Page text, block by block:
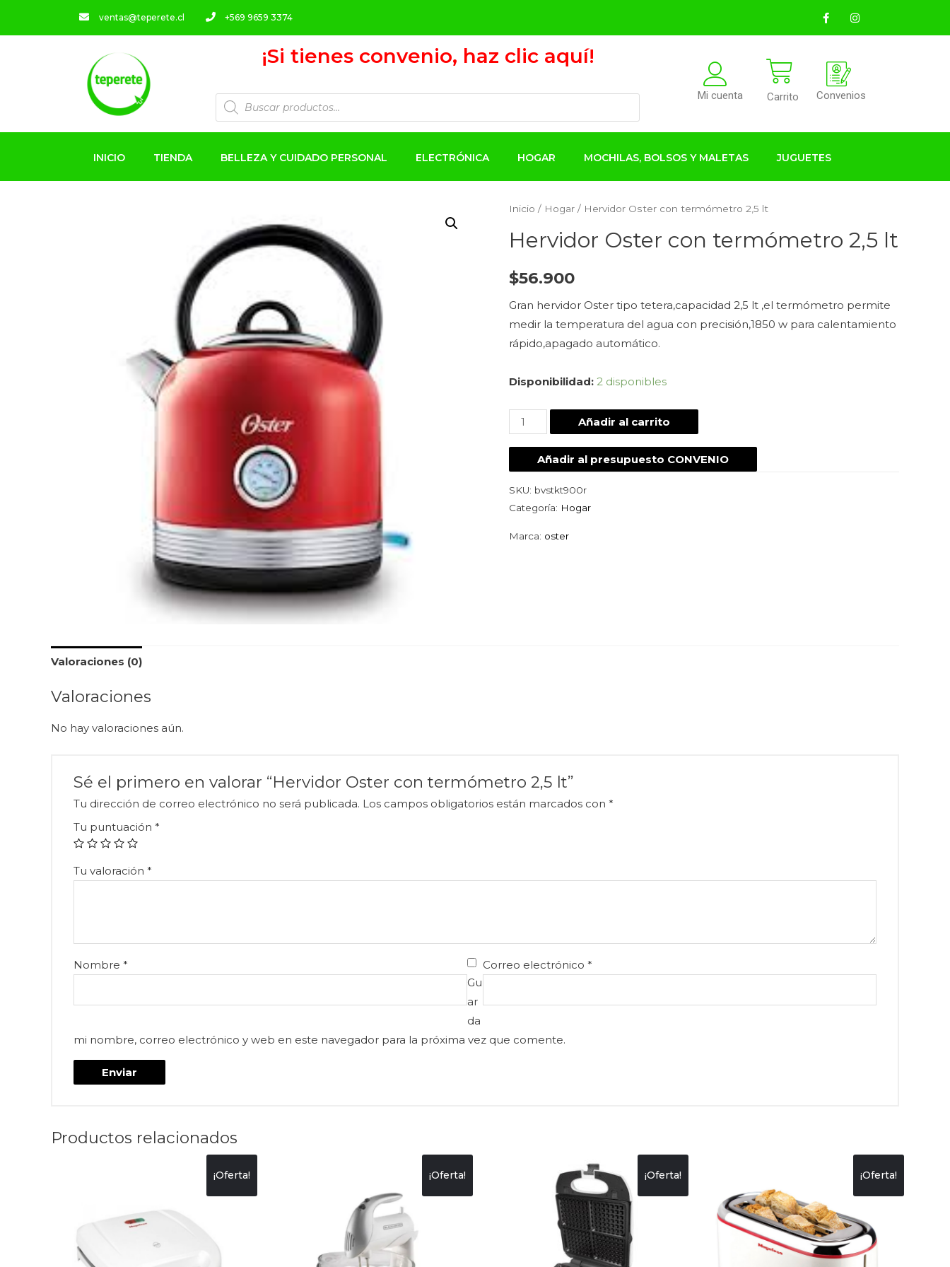
ventas@teperete.cl +569 9659 3374
¡Si tienes convenio, haz clic aquí!
Mi cuenta Carrito Convenios
INICIO TIENDA BELLEZA Y CUIDADO PERSONAL ELECTRÓNICA HOGAR MOCHILAS, BOLSOS Y MALETAS JUGUETES
Inicio / Hogar / Hervidor Oster con termómetro 2,5 lt
Hervidor Oster con termómetro 2,5 lt
$56.900
Gran hervidor Oster tipo tetera,capacidad 2,5 lt ,el termómetro permite
medir la temperatura del agua con precisión,1850 w para calentamiento
rápido,apagado automático.
Disponibilidad: 2 disponibles
Añadir al carrito
Añadir al presupuesto CONVENIO
SKU: bvstkt900r
Categoría: Hogar
Marca: oster
Valoraciones (0)
Valoraciones
No hay valoraciones aún.
Sé el primero en valorar “Hervidor Oster con termómetro 2,5 lt”
Tu dirección de correo electrónico no será publicada. Los campos obligatorios están marcados con *
Tu puntuación *
Tu valoración *
Nombre * Correo electrónico*
Gu
ar
da
mi nombre, correo electrónico y web en este navegador para la próxima vez que comente.
Productos relacionados
¡Oferta! ¡Oferta! ¡Oferta! ¡Oferta!